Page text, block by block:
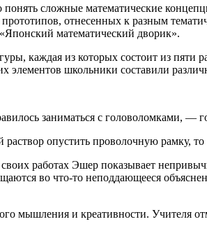
сложные математические
отнесенных к разным
математический дворик».
каждая из которых состоит из пяти
школьники составили
заниматься с головоломками, —
опустить проволочную рамку, то
работах Эшер показывает
во что-то неподдающееся
мышления и креативности. Учителя